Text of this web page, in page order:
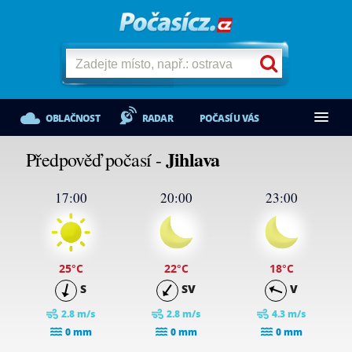
OBLAČNOST RADAR POČASÍ U VÁS
Předpověď počasí -Jihlava
17:00
25°C
S
2.8 m/s
0 mm
20:00
22°C
SV
2.8 m/s
0 mm
23:00
18°C
V
4.3 m/s
0 mm